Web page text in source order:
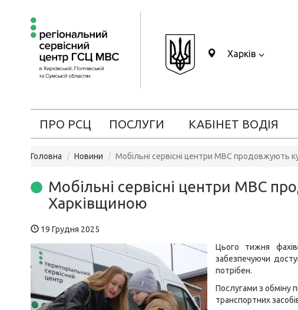
Харків
ПРО РСЦ ПОСЛУГИ КАБІНЕТ ВОДІЯ
Головна Новини Мобільні сервісні центри МВС продовжують
Мобільні сервісні центри МВС
Харківщиною
19 Грудня 2025
Цього тижня
забезпечуючи
потрібен.
Послугами з обміну
транспортних